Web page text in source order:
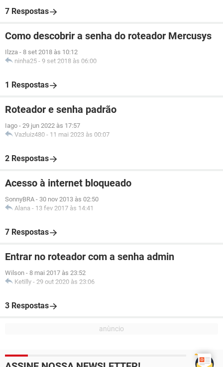
7 Respostas
Como descobrir a senha do roteador Mercusys
Ilzza - 8 set 2018 às 10:12
ninha25 - 9 set 2018 às 06:00
1 Respostas
Roteador e senha padrão
Iago - 29 jun 2022 às 17:57
Vazluiz480 - 11 mai 2023 às 00:07
2 Respostas
Acesso à internet bloqueado
SonnyBRA - 30 nov 2013 às 02:50
Alana - 13 fev 2017 às 14:41
7 Respostas
Entrar no roteador com a senha admin
Wilson - 8 mai 2017 às 23:52
Ketilly - 29 out 2020 às 23:06
3 Respostas